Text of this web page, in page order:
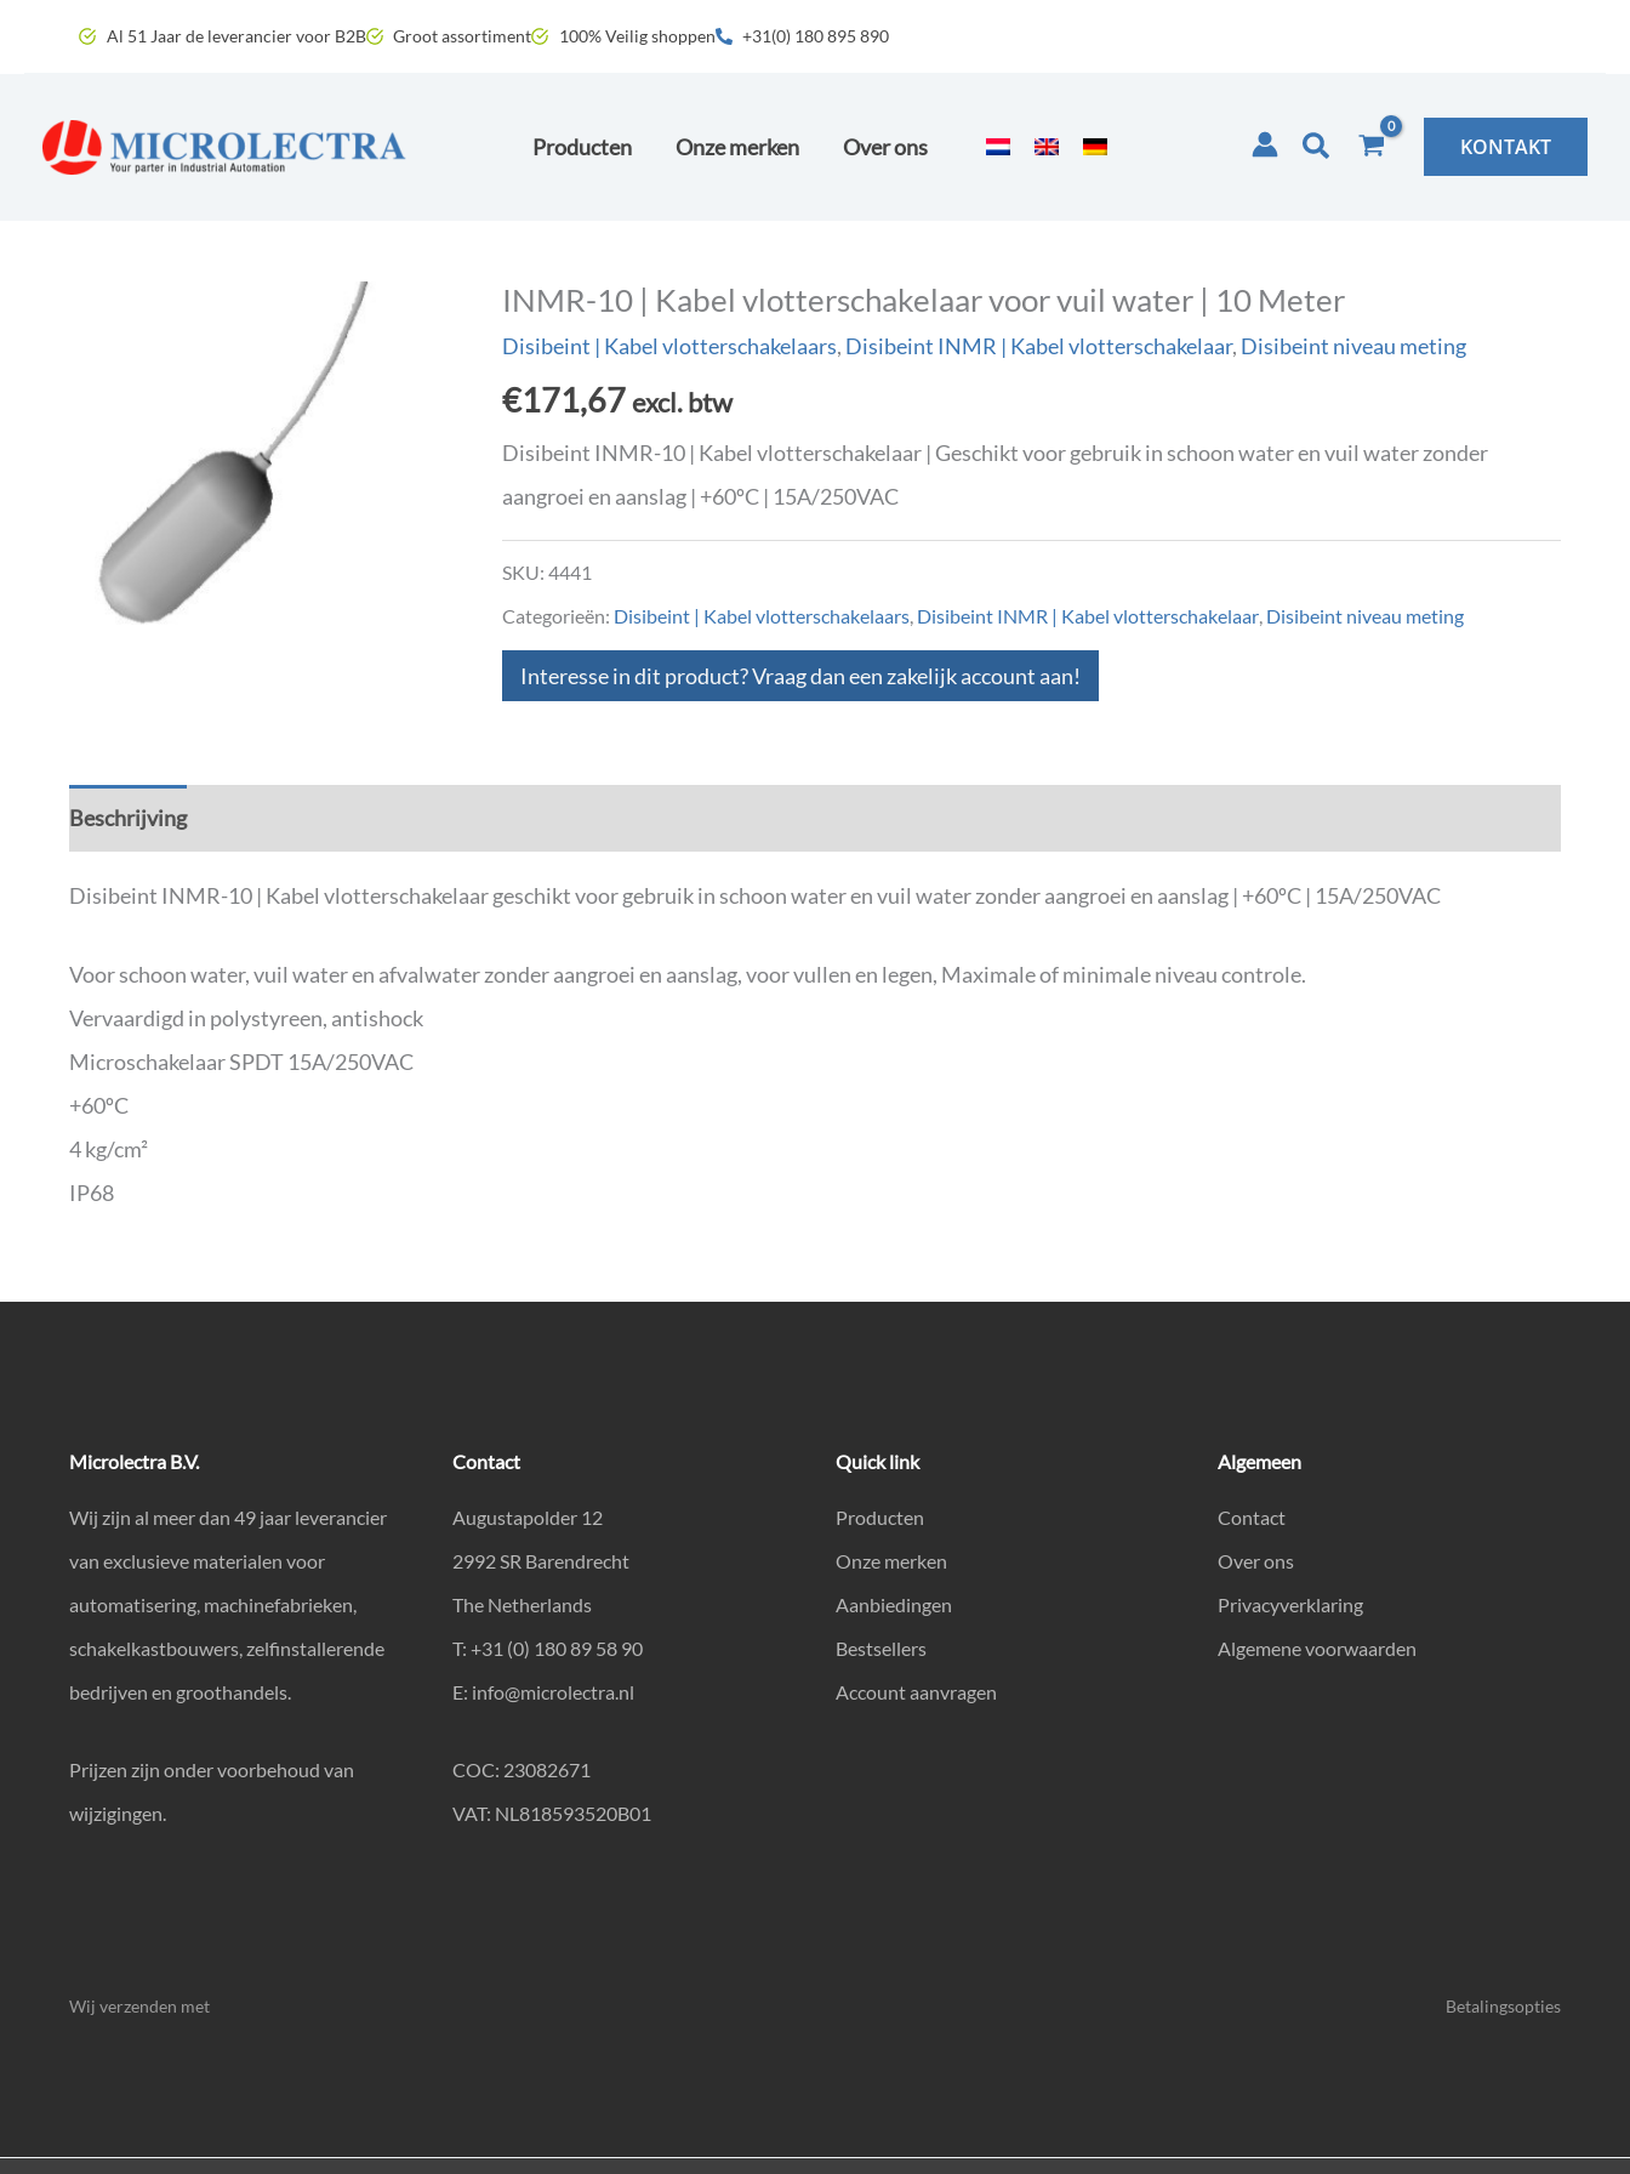
inhoud
Al 51 Jaar de leverancier voor B2B Groot assortiment 100% Veilig shoppen +31(0) 180 895 890
Producten Onze merken Over ons Zoeken KONTAKT
INMR-10 | Kabel vlotterschakelaar voor vuil water | 10 Meter
Disibeint | Kabel vlotterschakelaars, Disibeint INMR | Kabel vlotterschakelaar, Disibeint niveau meting
€171,67 excl. btw
Disibeint INMR-10 | Kabel vlotterschakelaar | Geschikt voor gebruik in schoon water en vuil water zonder
aangroei en aanslag | +60ºC | 15A/250VAC
SKU: 4441
Categorieën: Disibeint | Kabel vlotterschakelaars, Disibeint INMR | Kabel vlotterschakelaar, Disibeint niveau meting
Interesse in dit product? Vraag dan een zakelijk account aan!
Beschrijving
Disibeint INMR-10 | Kabel vlotterschakelaar geschikt voor gebruik in schoon water en vuil water zonder aangroei en aanslag | +60ºC | 15A/250VAC
Voor schoon water, vuil water en afvalwater zonder aangroei en aanslag, voor vullen en legen, Maximale of minimale niveau controle.
Vervaardigd in polystyreen, antishock
Microschakelaar SPDT 15A/250VAC
+60ºC
4 kg/cm²
IP68
Microlectra B.V.
Wij zijn al meer dan 49 jaar leverancier
van exclusieve materialen voor
automatisering, machinefabrieken,
schakelkastbouwers, zelfinstallerende
bedrijven en groothandels.
Prijzen zijn onder voorbehoud van
wijzigingen.
Contact
Augustapolder 12
2992 SR Barendrecht
The Netherlands
T: +31 (0) 180 89 58 90
E: info@microlectra.nl
COC: 23082671
VAT: NL818593520B01
Quick link
Producten
Onze merken
Aanbiedingen
Bestsellers
Account aanvragen
Algemeen
Contact
Over ons
Privacyverklaring
Algemene voorwaarden
Wij verzenden met Betalingsopties